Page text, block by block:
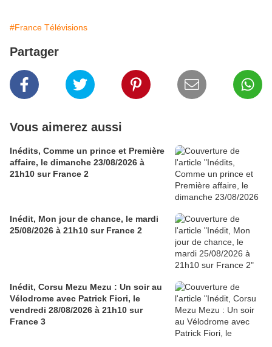
#France Télévisions
Partager
Vous aimerez aussi
Inédits, Comme un prince et Première
affaire, le dimanche 23/08/2026 à
21h10 sur France 2
Inédit, Mon jour de chance, le mardi
25/08/2026 à 21h10 sur France 2
Inédit, Corsu Mezu Mezu : Un soir au
Vélodrome avec Patrick Fiori, le
vendredi 28/08/2026 à 21h10 sur
France 3